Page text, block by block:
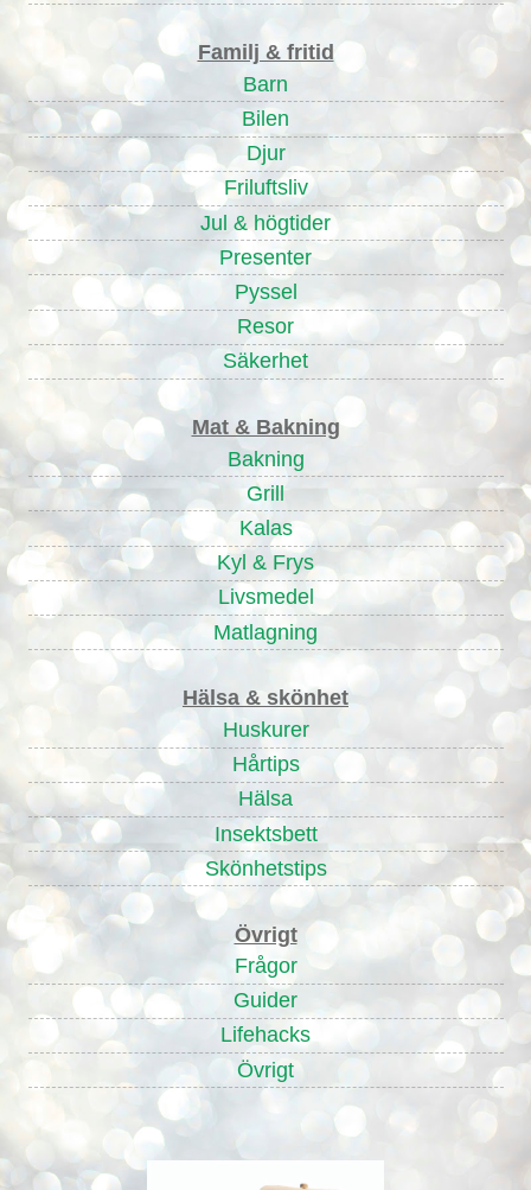
Familj & fritid
Barn
Bilen
Djur
Friluftsliv
Jul & högtider
Presenter
Pyssel
Resor
Säkerhet
Mat & Bakning
Bakning
Grill
Kalas
Kyl & Frys
Livsmedel
Matlagning
Hälsa & skönhet
Huskurer
Hårtips
Hälsa
Insektsbett
Skönhetstips
Övrigt
Frågor
Guider
Lifehacks
Övrigt